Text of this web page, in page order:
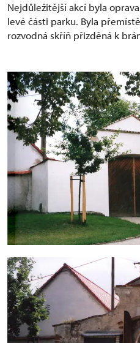
Nejdůležitější akcí byla
levé části parku. Byla
rozvodná skříň přizděná k